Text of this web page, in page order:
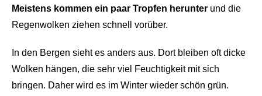
Meistens kommen ein paar Tropfen herunter und die
Regenwolken ziehen schnell vorüber.
In den Bergen sieht es anders aus. Dort bleiben oft dicke
Wolken hängen, die sehr viel Feuchtigkeit mit sich
bringen. Daher wird es im Winter wieder schön grün.